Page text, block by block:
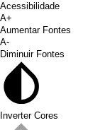
Acessibilidade
A+
Aumentar Fontes
A-
Diminuir Fontes
Inverter Cores